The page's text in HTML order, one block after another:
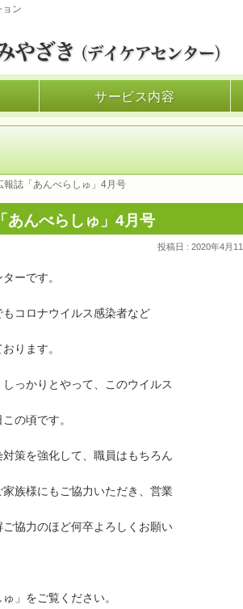
ン
サービス内容
報誌「あんべらしゅ」4月号
あんべらしゅ」4月号
投稿日 : 2020年4月11
ーです。
コロナウイルス感染者など
ります。
っかりとやって、このウイルス
の頃です。
策を強化して、職員はもちろん
族様にもご協力いただき、営業
協力のほど何卒よろしくお願い
」をご覧ください。